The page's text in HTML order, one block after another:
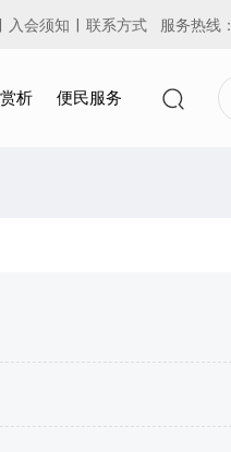
入会须知 | 联系方式服务热线：
析 便民服务